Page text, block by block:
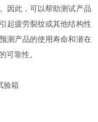
因此，可以帮助测试产品
起疲劳裂纹或其他结构性
测产品的使用寿命和潜在
可靠性。